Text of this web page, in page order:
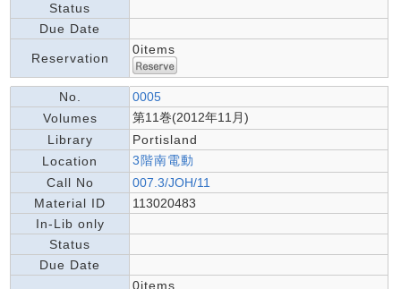
Status
Due Date
Reservation
0items
No.
0005
Volumes
第11巻(2012年11月)
Library
Portisland
Location
3階南電動
Call No
007.3/JOH/11
Material ID
113020483
In-Lib only
Status
Due Date
0items